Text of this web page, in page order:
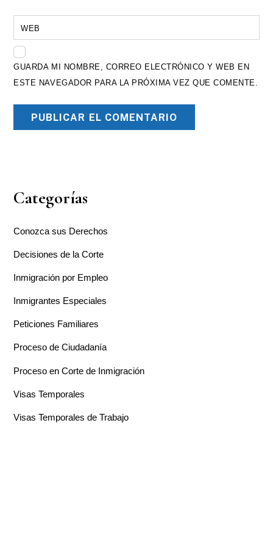
WEB
GUARDA MI NOMBRE, CORREO ELECTRÓNICO Y WEB EN
ESTE NAVEGADOR PARA LA PRÓXIMA VEZ QUE COMENTE.
Categorías
Conozca sus Derechos
Decisiones de la Corte
Inmigración por Empleo
Inmigrantes Especiales
Peticiones Familiares
Proceso de Ciudadanía
Proceso en Corte de Inmigración
Visas Temporales
Visas Temporales de Trabajo